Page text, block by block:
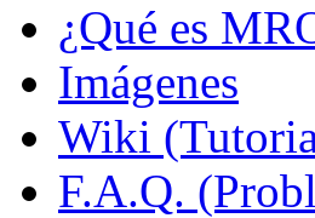
¿Qué es
Imágenes
Wiki
F.A.Q.